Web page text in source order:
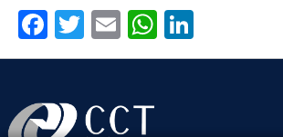
Facebook
Twitter
EmailWhatsApp